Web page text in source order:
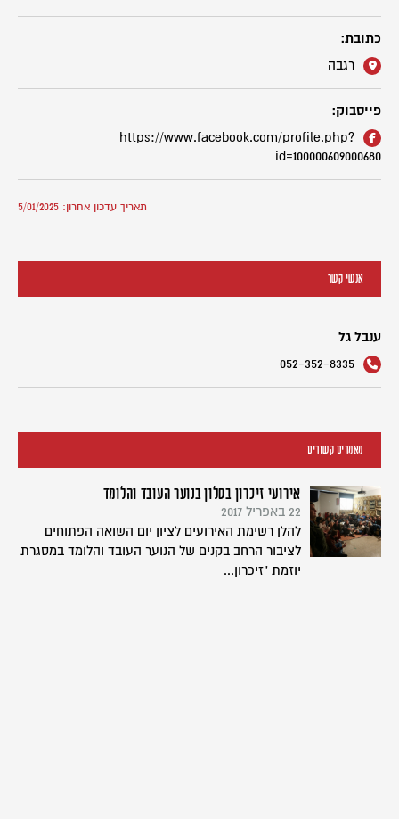
כתובת:
רגבה
פייסבוק:
https://www.facebook.com/profile.php?
id=100000609000680
תאריך עדכון אחרון: 5/01/2025
אנשי קשר
ענבל גל
מאמרים קשורים
אירועי זיכרון בסלון בנוער העובד והלומד
22 באפריל 2017
להלן רשימת האירועים לציון יום השואה הפתוחים
לציבור הרחב בקנים של הנוער העובד והלומד במסגרת
יוזמת "זיכרון...